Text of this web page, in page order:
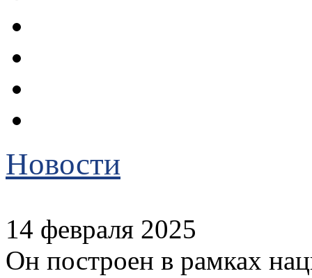
Новости
14 февраля 2025
Он построен в рамках